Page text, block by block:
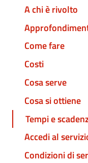
A chi è rivolto
Come fare
Costi
Cosa serve
Cosa si ottiene
Tempi e
Accedi al
Condizioni di